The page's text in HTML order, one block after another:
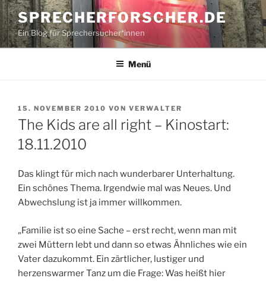
Zum
Inhalt
springen
SPRECHERFORSCHER.DE
Ein Blog für Sprechersucher*innen
Menü
VERÖFFENTLICHT
AM
15. NOVEMBER 2010 VON VERWALTER
The Kids are all right – Kinostart:
18.11.2010
Das klingt für mich nach wunderbarer Unterhaltung.
Ein schönes Thema. Irgendwie mal was Neues. Und
Abwechslung ist ja immer willkommen.
„Familie ist so eine Sache – erst recht, wenn man mit
zwei Müttern lebt und dann so etwas Ähnliches wie ein
Vater dazukommt. Ein zärtlicher, lustiger und
herzenswarmer Tanz um die Frage: Was heißt hier